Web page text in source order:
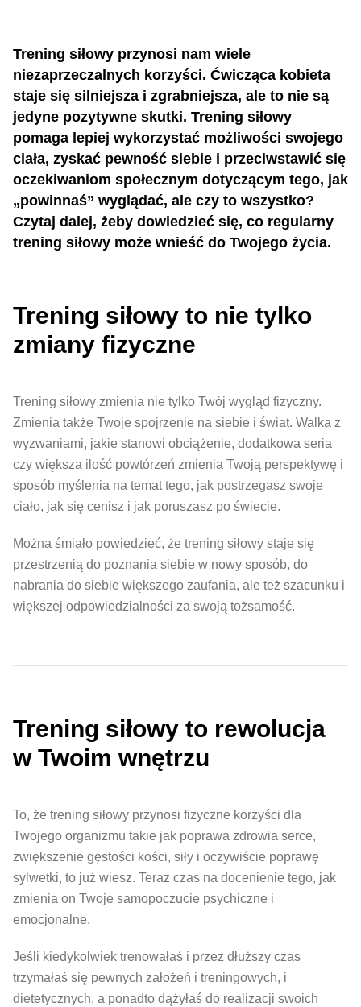
Trening siłowy przynosi nam wiele
niezaprzeczalnych korzyści. Ćwicząca kobieta
staje się silniejsza i zgrabniejsza, ale to nie są
jedyne pozytywne skutki. Trening siłowy
pomaga lepiej wykorzystać możliwości swojego
ciała, zyskać pewność siebie i przeciwstawić się
oczekiwaniom społecznym dotyczącym tego, jak
„powinnaś” wyglądać, ale czy to wszystko?
Czytaj dalej, żeby dowiedzieć się, co regularny
trening siłowy może wnieść do Twojego życia.
Trening siłowy to nie tylko
zmiany fizyczne
Trening siłowy zmienia nie tylko Twój wygląd fizyczny.
Zmienia także Twoje spojrzenie na siebie i świat. Walka z
wyzwaniami, jakie stanowi obciążenie, dodatkowa seria
czy większa ilość powtórzeń zmienia Twoją perspektywę i
sposób myślenia na temat tego, jak postrzegasz swoje
ciało, jak się cenisz i jak poruszasz po świecie.
Można śmiało powiedzieć, że trening siłowy staje się
przestrzenią do poznania siebie w nowy sposób, do
nabrania do siebie większego zaufania, ale też szacunku i
większej odpowiedzialności za swoją tożsamość.
Trening siłowy to rewolucja
w Twoim wnętrzu
To, że trening siłowy przynosi fizyczne korzyści dla
Twojego organizmu takie jak poprawa zdrowia serce,
zwiększenie gęstości kości, siły i oczywiście poprawę
sylwetki, to już wiesz. Teraz czas na docenienie tego, jak
zmienia on Twoje samopoczucie psychiczne i
emocjonalne.
Jeśli kiedykolwiek trenowałaś i przez dłuższy czas
trzymałaś się pewnych założeń i treningowych, i
dietetycznych, a ponadto dążyłaś do realizacji swoich